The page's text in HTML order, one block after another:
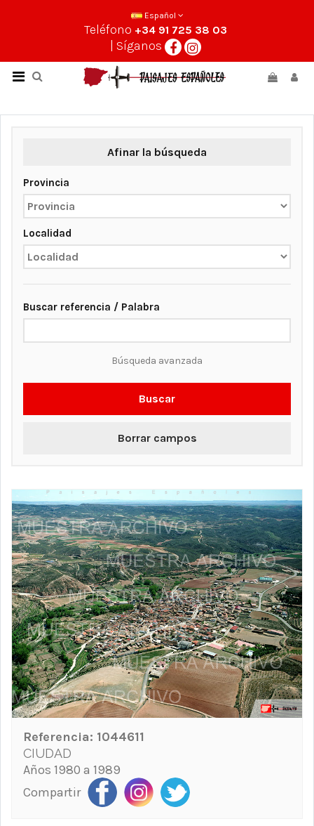
Español
Teléfono +34 91 725 38 03
| Síganos
Afinar la búsqueda
Provincia
Localidad
Buscar referencia / Palabra
Búsqueda avanzada
Buscar
Borrar campos
Referencia: 1044611
CIUDAD
Años 1980 a 1989
Compartir